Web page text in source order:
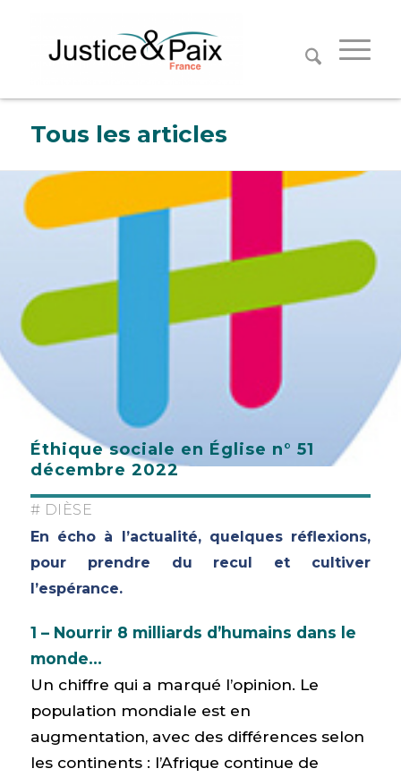
Tous les articles
Éthique sociale en Église n° 51
décembre 2022
# DIÈSE
En écho à l’actualité, quelques réflexions,
pour prendre du recul et cultiver
l’espérance.
1 – Nourrir 8 milliards d’humains dans le
monde…
Un chiffre qui a marqué l’opinion. Le
population mondiale est en
augmentation, avec des différences selon
les continents : l’Afrique continue de